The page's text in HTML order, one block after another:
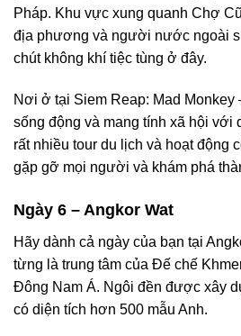
Pháp. Khu vực xung quanh Chợ
địa phương và người nước ngoài
chút không khí tiệc tùng ở đây.
Nơi ở tại Siem Reap: Mad Monkey
sống động và mang tính xã hội với
rất nhiều tour du lịch và hoạt động
gặp gỡ mọi người và khám phá
Ngày 6 – Angkor Wat
Hãy dành cả ngày của bạn tại
từng là trung tâm của Đế chế
Đông Nam Á. Ngôi đền được xây
có diện tích hơn 500 mẫu Anh.